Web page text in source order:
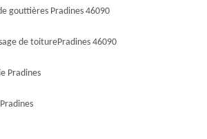
gouttières Pradines 46090
de toiturePradines 46090
Pradines